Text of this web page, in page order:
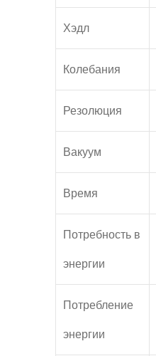
Хэдл
Колебания
Резолюция
Вакуум
Время
Потребность в
энергии
Потребление
энергии